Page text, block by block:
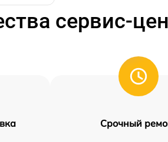
сервис-
Срочный